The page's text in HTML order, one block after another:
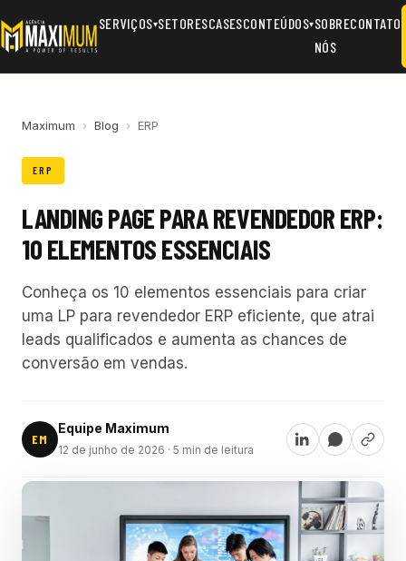
SERVIÇOS▾SETORESCASESCONTEÚDOS▾SOBRE
NÓS
CONTATO
Maximum › Blog › ERP
ERP
LANDING PAGE PARA REVENDEDOR ERP:
10 ELEMENTOS ESSENCIAIS
Conheça os 10 elementos essenciais para criar
uma LP para revendedor ERP eficiente, que atrai
leads qualificados e aumenta as chances de
conversão em vendas.
EM
Equipe Maximum
12 de junho de 2026 · 5 min de leitura